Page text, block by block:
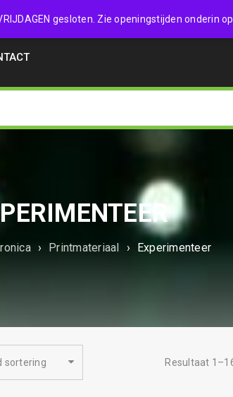
gesloten. Zie openingstijden onderin
› Printmateriaal › Experimenteer
Resultaat
sortering